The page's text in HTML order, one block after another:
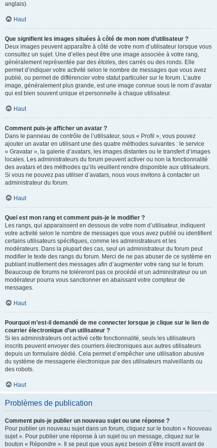
anglais).
Haut
Que signifient les images situées à côté de mon nom d’utilisateur ?
Deux images peuvent apparaître à côté de votre nom d’utilisateur lorsque vous
consultez un sujet. Une d’elles peut être une image associée à votre rang,
généralement représentée par des étoiles, des carrés ou des ronds. Elle
permet d’indiquer votre activité selon le nombre de messages que vous avez
publié, ou permet de différencier votre statut particulier sur le forum. L’autre
image, généralement plus grande, est une image connue sous le nom d’avatar
qui est bien souvent unique et personnelle à chaque utilisateur.
Haut
Comment puis-je afficher un avatar ?
Dans le panneau de contrôle de l’utilisateur, sous « Profil », vous pouvez
ajouter un avatar en utilisant une des quatre méthodes suivantes : le service
« Gravatar », la galerie d’avatars, les images distantes ou le transfert d’images
locales. Les administrateurs du forum peuvent activer ou non la fonctionnalité
des avatars et des méthodes qu’ils veuillent rendre disponible aux utilisateurs.
Si vous ne pouvez pas utiliser d’avatars, nous vous invitons à contacter un
administrateur du forum.
Haut
Quel est mon rang et comment puis-je le modifier ?
Les rangs, qui apparaissent en dessous de votre nom d’utilisateur, indiquent
votre activité selon le nombre de messages que vous avez publié ou identifient
certains utilisateurs spécifiques, comme les administrateurs et les
modérateurs. Dans la plupart des cas, seul un administrateur du forum peut
modifier le texte des rangs du forum. Merci de ne pas abuser de ce système en
publiant inutilement des messages afin d’augmenter votre rang sur le forum.
Beaucoup de forums ne toléreront pas ce procédé et un administrateur ou un
modérateur pourra vous sanctionner en abaissant votre compteur de
messages.
Haut
Pourquoi m’est-il demandé de me connecter lorsque je clique sur le lien de
courrier électronique d’un utilisateur ?
Si les administrateurs ont activé cette fonctionnalité, seuls les utilisateurs
inscrits peuvent envoyer des courriers électroniques aux autres utilisateurs
depuis un formulaire dédié. Cela permet d’empêcher une utilisation abusive
du système de messagerie électronique par des utilisateurs malveillants ou
des robots.
Haut
Problèmes de publication
Comment puis-je publier un nouveau sujet ou une réponse ?
Pour publier un nouveau sujet dans un forum, cliquez sur le bouton « Nouveau
sujet ». Pour publier une réponse à un sujet ou un message, cliquez sur le
bouton « Répondre ». Il se peut que vous ayez besoin d’être inscrit avant de